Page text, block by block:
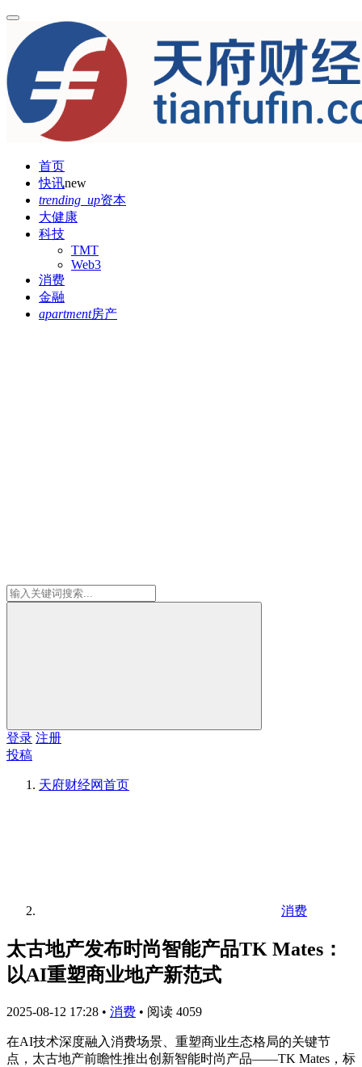
首页
快讯new
trending_up资本
大健康
科技
TMT
Web3
消费
金融
apartment房产
登录 注册
投稿
天府财经网首页
消费
太古地产发布时尚智能产品TK Mates：
以AI重塑商业地产新范式
2025-08-12 17:28 • 消费 • 阅读 4059
在AI技术深度融入消费场景、重塑商业生态格局的关键节
点，太古地产前瞻性推出创新智能时尚产品——TK Mates，标